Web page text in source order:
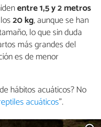
entre 1,5 y 2 metros
20 kg, aunque se han
lo que sin duda
más grandes del
es de menor
hábitos acuáticos? No
acuáticos".